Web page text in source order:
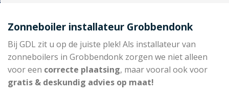
Zonneboiler installateur Grobbendonk
Bij GDL zit u op de juiste plek! Als installateur van
zonneboilers in Grobbendonk zorgen we niet alleen
voor een correcte plaatsing, maar vooral ook voor
gratis & deskundig advies op maat!